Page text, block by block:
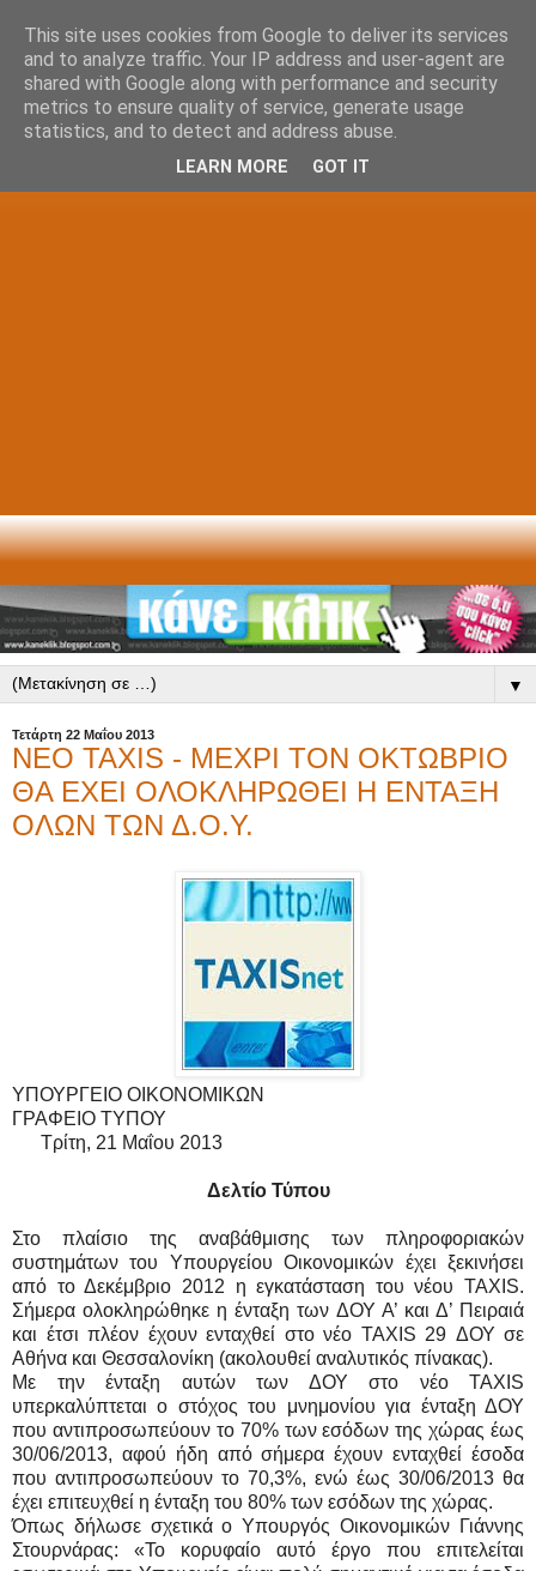
▼
Τετάρτη 22 Μαΐου 2013
ΝΕΟ TAXIS - ΜΕΧΡΙ ΤΟΝ ΟΚΤΩΒΡΙΟ
ΘΑ ΕΧΕΙ ΟΛΟΚΛΗΡΩΘΕΙ Η ΕΝΤΑΞΗ
ΟΛΩΝ ΤΩΝ Δ.Ο.Υ.
ΥΠΟΥΡΓΕΙΟ ΟΙΚΟΝΟΜΙΚΩΝ
ΓΡΑΦΕΙΟ ΤΥΠΟΥ
Τρίτη, 21 Μαΐου 2013
Δελτίο Τύπου
Στο πλαίσιο της αναβάθμισης των πληροφοριακών
συστημάτων του Υπουργείου Οικονομικών έχει ξεκινήσει
από το Δεκέμβριο 2012 η εγκατάσταση του νέου TAXIS.
Σήμερα ολοκληρώθηκε η ένταξη των ΔΟΥ Α’ και Δ’ Πειραιά
και έτσι πλέον έχουν ενταχθεί στο νέο TAXIS 29 ΔΟΥ σε
Αθήνα και Θεσσαλονίκη (ακολουθεί αναλυτικός πίνακας).
Με την ένταξη αυτών των ΔΟΥ στο νέο TAXIS
υπερκαλύπτεται ο στόχος του μνημονίου για ένταξη ΔΟΥ
που αντιπροσωπεύουν το 70% των εσόδων της χώρας έως
30/06/2013, αφού ήδη από σήμερα έχουν ενταχθεί έσοδα
που αντιπροσωπεύουν το 70,3%, ενώ έως 30/06/2013 θα
έχει επιτευχθεί η ένταξη του 80% των εσόδων της χώρας.
Όπως δήλωσε σχετικά ο Υπουργός Οικονομικών Γιάννης
Στουρνάρας: «Το κορυφαίο αυτό έργο που επιτελείται
This site uses cookies from Google to deliver its services
and to analyze traffic. Your IP address and user-agent are
shared with Google along with performance and security
metrics to ensure quality of service, generate usage
statistics, and to detect and address abuse.
LEARN MORE GOT IT